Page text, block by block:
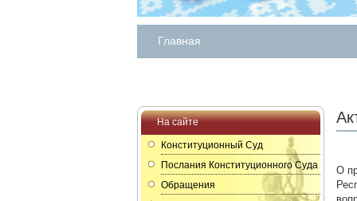
Главная
На сайте
Конституционный Суд
Послания Конституционного Суда
Обращения
О